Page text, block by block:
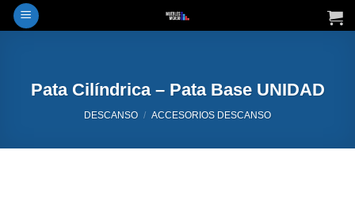
Saltar
al
Pata Cilíndrica – Pata Base UNIDAD
DESCANSO / ACCESORIOS DESCANSO